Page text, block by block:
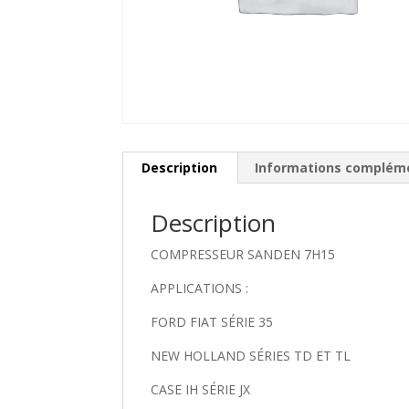
Description Informations
Description
COMPRESSEUR SANDEN 7H15
APPLICATIONS :
FORD FIAT SÉRIE 35
NEW HOLLAND SÉRIES TD ET TL
CASE IH SÉRIE JX